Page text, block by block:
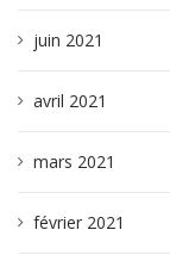
juin 2021
avril 2021
mars 2021
février 2021